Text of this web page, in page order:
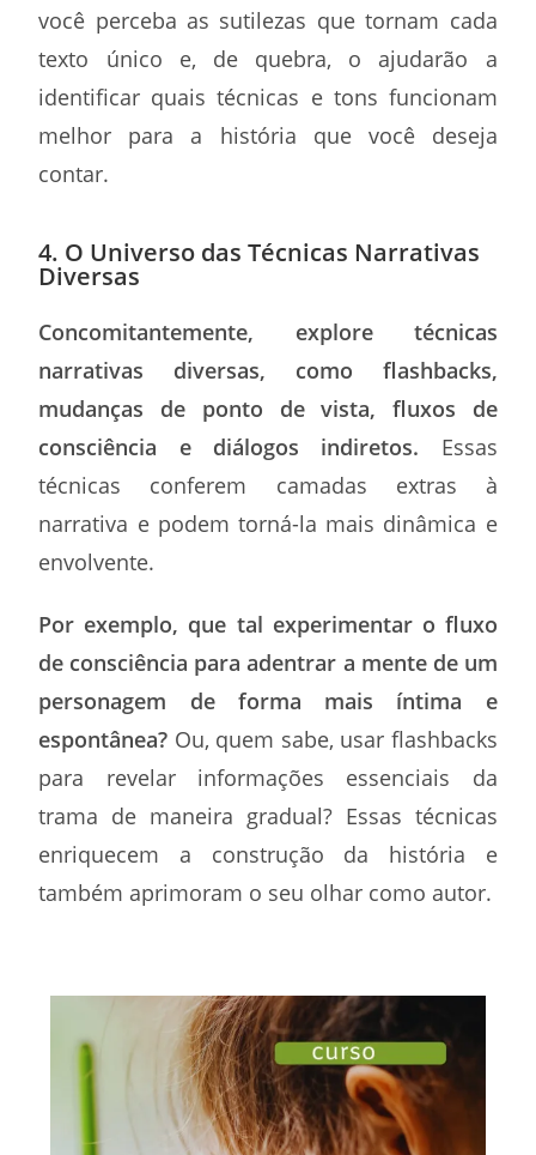
você perceba as sutilezas que tornam cada
texto único e, de quebra, o ajudarão a
identificar quais técnicas e tons funcionam
melhor para a história que você deseja
contar.
4. O Universo das Técnicas Narrativas
Diversas
Concomitantemente, explore técnicas
narrativas diversas, como flashbacks,
mudanças de ponto de vista, fluxos de
consciência e diálogos indiretos. Essas
técnicas conferem camadas extras à
narrativa e podem torná-la mais dinâmica e
envolvente.
Por exemplo, que tal experimentar o fluxo
de consciência para adentrar a mente de um
personagem de forma mais íntima e
espontânea? Ou, quem sabe, usar flashbacks
para revelar informações essenciais da
trama de maneira gradual? Essas técnicas
enriquecem a construção da história e
também aprimoram o seu olhar como autor.